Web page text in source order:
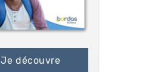
Je découvre